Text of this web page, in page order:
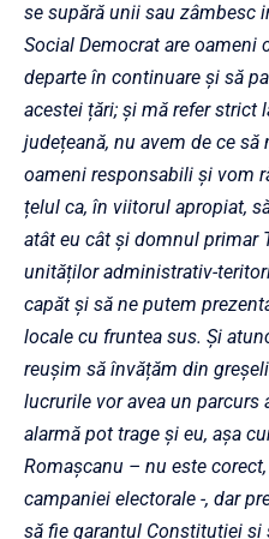
se supără unii sau zâmbesc
Social Democrat are oameni
departe în continuare și să
acestei țări; și mă refer strict
județeană, nu avem de ce
oameni responsabili și vom
țelul ca, în viitorul apropiat,
atât eu cât și domnul primar
unităților administrativ-
capăt și să ne putem
locale cu fruntea sus. Și
reușim să învățăm din
lucrurile vor avea un
alarmă pot trage și eu, așa
Romașcanu – nu este
campaniei electorale -, dar
să fie garantul Constituției și